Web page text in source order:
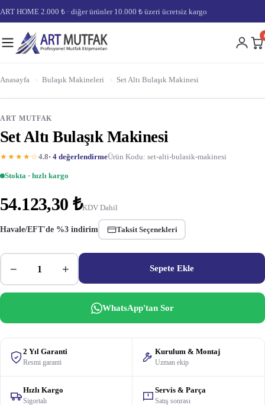
ART HOME 2.000 ₺ · diğer ürünler 10.000 ₺ üzeri ücretsiz kargo
Anasayfa › Bulaşık Makineleri › Set Altı Bulaşık Makinesi
ART MUTFAK
Set Altı Bulaşık Makinesi
★★★★☆4.8· 4 değerlendirmeÜrün Kodu: set-alti-bulasik-makinesi
Stokta · hızlı kargo
54.123,30 ₺KDV Dahil
Havale/EFT'de %3 indirim Taksit Seçenekleri
− + Sepete Ekle
WhatsApp'tan Sor
2 Yıl Garanti
Resmi garanti
Kurulum & Montaj
Uzman ekip
Hızlı Kargo
Sigortalı
Servis & Parça
Satış sonrası